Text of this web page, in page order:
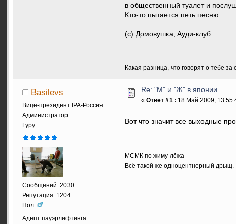
в общественный туалет и
Кто-то пытается петь песню.
(с) Домовушка, Ауди-клуб
Какая разница, что говорят о тебе
Basilevs
Вице-президент IPA-Россия
Администратор
Гуру
Сообщений: 2030
Репутация: 1204
Пол:
Адепт пауэрлифтинга
Re: "М" и "Ж" в японии.
«Ответ #1 : 18 Май 2009,
Вот что значит все выходные
МСМК по жиму лёжа
Всё такой же одноцентнерный дрыщ.